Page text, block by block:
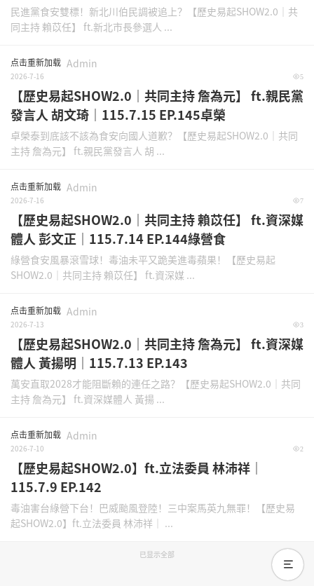
民進黨食安雙標！新北川伯民調被追上？【歷史易起SHOW2.0｜共
同主持 賴苡任】 ft.新北市長參選人 ...
点击重新加载 Admin
2026-7-16 5
【歷史易起SHOW2.0｜共同主持 詹為元】 ft.親民黨
發言人 胡文琦｜115.7.15 EP.145卓榮
卓榮泰到底該不該為食安向國人道歉？【歷史易起SHOW2.0｜共同
主持 詹為元】 ft.親民黨發言人 胡 ...
点击重新加载 Admin
2026-7-16 7
【歷史易起SHOW2.0｜共同主持 賴苡任】 ft.資深媒
體人 彭文正｜115.7.14 EP.144綠營食
綠營食安風暴滾雪球！毒油未平又跪美進毒蘋果！【歷史易起
SHOW2.0｜共同主持 賴苡任】 ft.資深媒 ...
点击重新加载 Admin
2026-7-13 3
【歷史易起SHOW2.0｜共同主持 詹為元】 ft.資深媒
體人 黃揚明｜115.7.13 EP.143
萬安直取2028才能阻斷賴的連任之路？【歷史易起SHOW2.0｜共同
主持 詹為元】 ft.資深媒體人 黃揚 ...
点击重新加载 Admin
2026-7-10 2
【歷史易起SHOW2.0】ft.立法委員 林沛祥｜
115.7.9 EP.142
毒油害台綠營下台！巴威颱風登陸！三中案馬英九無罪！【歷史易
起SHOW2.0】ft.立法委員 林沛祥｜ ...
已显示全部